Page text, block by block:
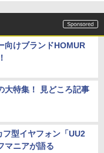
向けブランドHOMUR
大特集！ 見どころ記事
型イヤフォン「UU2
マニアが語る